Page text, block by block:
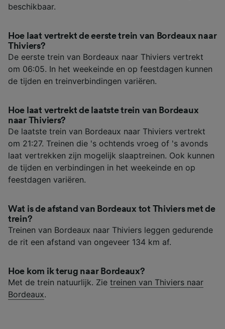
beschikbaar.
Hoe laat vertrekt de eerste trein van Bordeaux naar
Thiviers?
De eerste trein van Bordeaux naar Thiviers vertrekt
om 06:05. In het weekeinde en op feestdagen kunnen
de tijden en treinverbindingen variëren.
Hoe laat vertrekt de laatste trein van Bordeaux
naar Thiviers?
De laatste trein van Bordeaux naar Thiviers vertrekt
om 21:27. Treinen die 's ochtends vroeg of 's avonds
laat vertrekken zijn mogelijk slaaptreinen. Ook kunnen
de tijden en verbindingen in het weekeinde en op
feestdagen variëren.
Wat is de afstand van Bordeaux tot Thiviers met de
trein?
Treinen van Bordeaux naar Thiviers leggen gedurende
de rit een afstand van ongeveer 134 km af.
Hoe kom ik terug naar Bordeaux?
Met de trein natuurlijk. Zie treinen van Thiviers naar
Bordeaux.